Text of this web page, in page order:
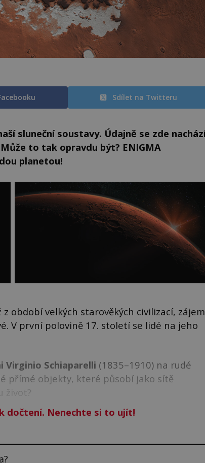
Sdílet na Twitteru
sluneční soustavy. Údajně se zde
to tak opravdu být? ENIGMA
planetou!
období velkých starověkých civilizací,
V první polovině 17. století se lidé na jeho
Virginio Schiaparelli (1835–1910) na rudé
přímé objekty, které působí jako sítě
život?
dočtení. Nenechte si to ujít!